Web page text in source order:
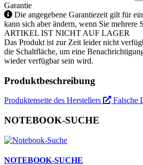
Garantie
Die angegebene Garantiezeit gilt für
kann sich aber ändern, wenn Sie mehrere
ARTIKEL IST NICHT AUF LAGER
Das Produkt ist zur Zeit leider nicht
die Schaltfläche, um eine
wieder verfügbar sein wird.
Produktbeschreibung
Produktenseite des Herstellers Falsche
NOTEBOOK-SUCHE
NOTEBOOK-SUCHE